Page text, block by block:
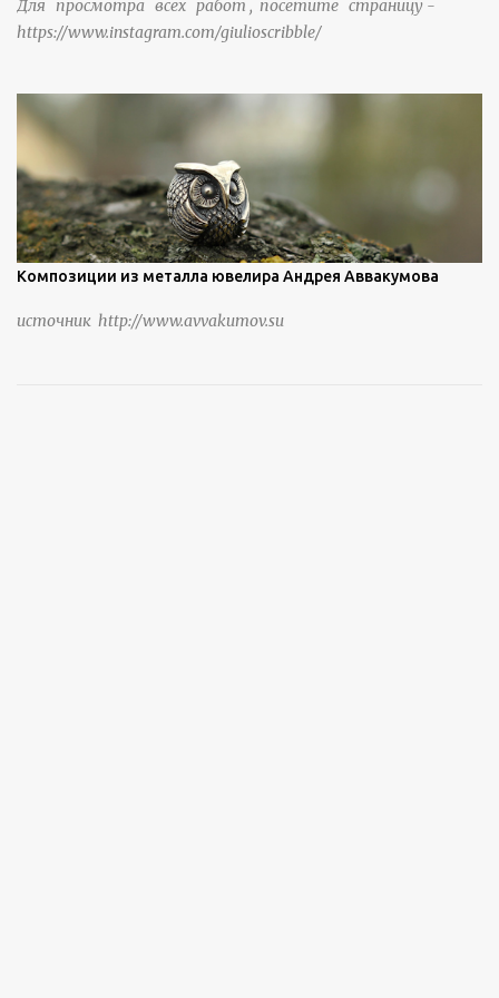
Для просмотра всех работ , посетите страницу -
https://www.instagram.com/giulioscribble/
Композиции из металла ювелира Андрея Аввакумова
источник http://www.avvakumov.su